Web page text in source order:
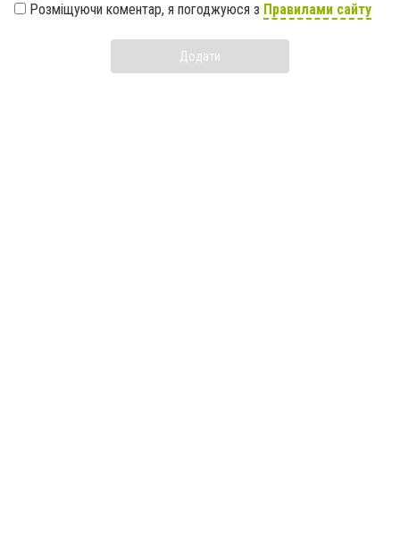
Розміщуючи коментар, я погоджуюся з Правилами сайту
Додати